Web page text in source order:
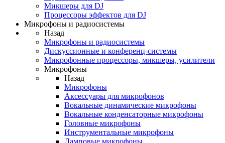
Микшеры для DJ
Процессоры эффектов для DJ
Микрофоны и радиосистемы
Назад
Микрофоны и радиосистемы
Дискуссионные и конференц-системы
Микрофонные процессоры, микшеры, усилители
Микрофоны
Назад
Микрофоны
Аксессуары для микрофонов
Вокальные динамические микрофоны
Вокальные конденсаторные микрофоны
Головные микрофоны
Инструментальные микрофоны
Ламповые микрофоны